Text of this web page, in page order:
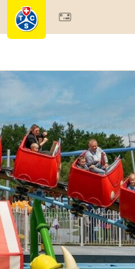
Societariato & prestazioni
Test, sicurezza & salute